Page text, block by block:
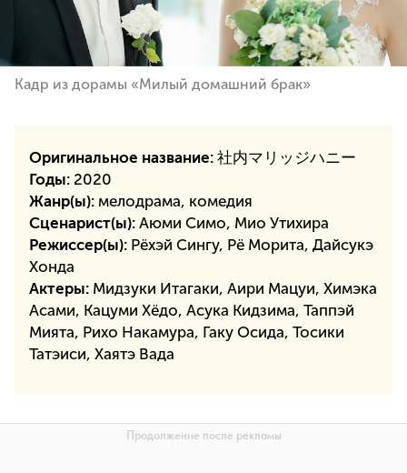
Кадр из дорамы «Милый домашний брак»
Оригинальное название: 社内マリッジハニー
Годы: 2020
Жанр(ы): мелодрама, комедия
Сценарист(ы): Аюми Симо, Мио Утихира
Режиссер(ы): Рёхэй Сингу, Рё Морита, Дайсукэ
Хонда
Актеры: Мидзуки Итагаки, Аири Мацуи, Химэка
Асами, Кацуми Хёдо, Асука Кидзима, Таппэй
Мията, Рихо Накамура, Гаку Осида, Тосики
Татэиси, Хаятэ Вада